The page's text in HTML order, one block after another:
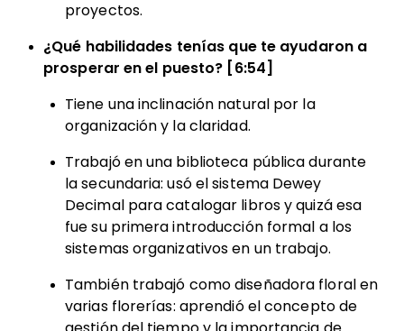
proyectos.
¿Qué habilidades tenías que te ayudaron a
prosperar en el puesto? [6:54]
Tiene una inclinación natural por la
organización y la claridad.
Trabajó en una biblioteca pública durante
la secundaria: usó el sistema Dewey
Decimal para catalogar libros y quizá esa
fue su primera introducción formal a los
sistemas organizativos en un trabajo.
También trabajó como diseñadora floral en
varias florerías: aprendió el concepto de
gestión del tiempo y la importancia de